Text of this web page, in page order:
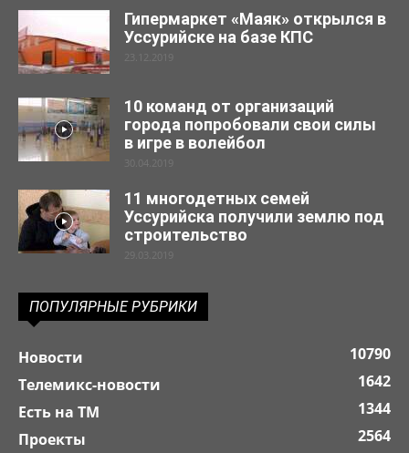
Гипермаркет «Маяк» открылся в
Уссурийске на базе КПС
23.12.2019
10 команд от организаций
города попробовали свои силы
в игре в волейбол
30.04.2019
11 многодетных семей
Уссурийска получили землю под
строительство
29.03.2019
ПОПУЛЯРНЫЕ РУБРИКИ
Новости
10790
Телемикс-новости
1642
Есть на ТМ
1344
Проекты
2564